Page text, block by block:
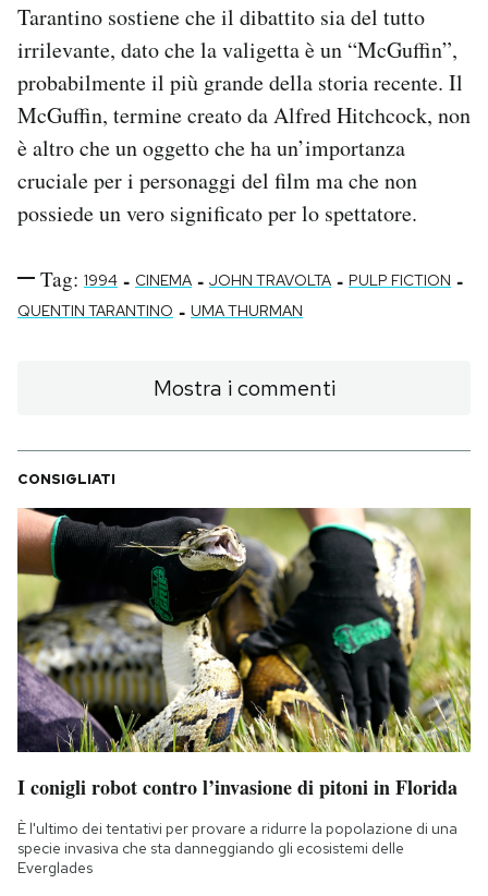
Tarantino sostiene che il dibattito sia del tutto
irrilevante, dato che la valigetta è un “McGuffin”,
probabilmente il più grande della storia recente. Il
McGuffin, termine creato da Alfred Hitchcock, non
è altro che un oggetto che ha un’importanza
cruciale per i personaggi del film ma che non
possiede un vero significato per lo spettatore.
Tag: 1994 - CINEMA - JOHN TRAVOLTA - PULP FICTION -
QUENTIN TARANTINO - UMA THURMAN
Mostra i commenti
CONSIGLIATI
I conigli robot contro l’invasione di pitoni in Florida
È l'ultimo dei tentativi per provare a ridurre la popolazione di una
specie invasiva che sta danneggiando gli ecosistemi delle
Everglades